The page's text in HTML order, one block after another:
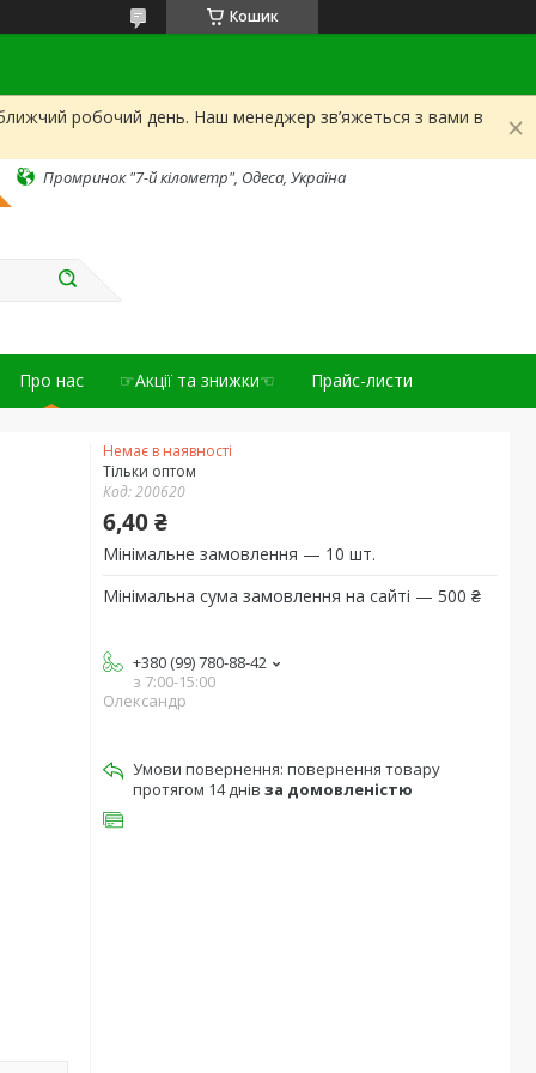
Кошик
робочий день. Наш менеджер зв’яжеться з вами в
Промринок "7-й кілометр", Одеса, Україна
Про нас ☞Акції та знижки☜ Прайс-листи
Немає в наявності
Тільки оптом
Код:200620
6,40 ₴
Мінімальне замовлення — 10 шт.
Мінімальна сума замовлення на сайті — 500 ₴
+380 (99) 780-88-42
з 7:00-15:00
Олександр
повернення товару
протягом 14 днів за домовленістю